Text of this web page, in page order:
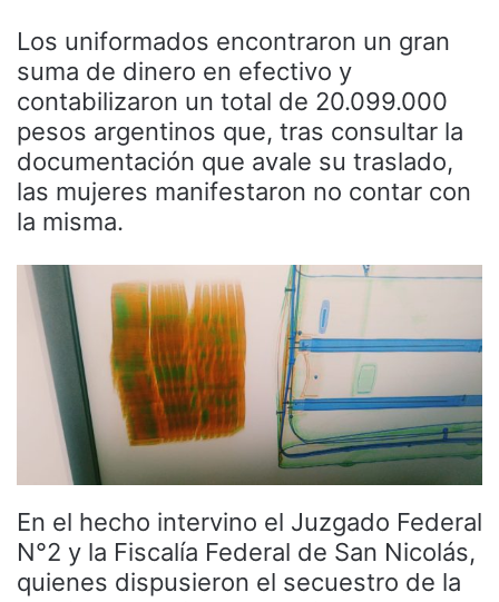
Los uniformados encontraron un gran
suma de dinero en efectivo y
contabilizaron un total de 20.099.000
pesos argentinos que, tras consultar la
documentación que avale su traslado,
las mujeres manifestaron no contar con
la misma.
En el hecho intervino el Juzgado Federal
N°2 y la Fiscalía Federal de San Nicolás,
quienes dispusieron el secuestro de la